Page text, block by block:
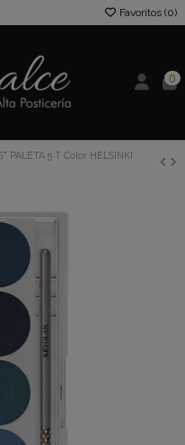
Favoritos (0)
0
PALETA 5 T Color HELSINKI